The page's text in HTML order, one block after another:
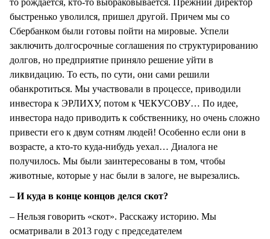
быстренько уволился, пришел другой. Причем мы со
Сбербанком были готовы пойти на мировые. Успели
заключить долгосрочные соглашения по структурированию
долгов, но предприятие приняло решение уйти в
ликвидацию. То есть, по сути, они сами решили
обанкротиться. Мы участвовали в процессе, приводили
инвестора к ЭРЛИХУ, потом к ЧЕКУСОВУ… По идее,
инвестора надо приводить к собственнику, но очень сложно
привести его к двум сотням людей! Особенно если они в
возрасте, а кто-то куда-нибудь уехал… Диалога не
получилось. Мы были заинтересованы в том, чтобы
животные, которые у нас были в залоге, не вырезались.
– И куда в конце концов делся скот?
– Нельзя говорить «скот». Расскажу историю. Мы
осматривали в 2013 году с председателем